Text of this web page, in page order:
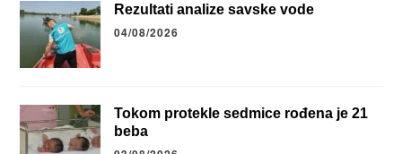
Rezultati analize savske vode
04/08/2026
Tokom protekle sedmice rođena je 21
beba